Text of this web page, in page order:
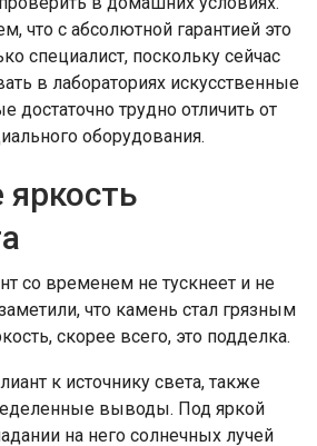
что с абсолютной гарантией это
специалист, поскольку сейчас
в лабораториях искусственные
достаточно трудно отличить от
оборудования.
яркость
со временем не тускнеет и не
что камень стал грязным
скорее всего, это подделка.
к источнику света, также
выводы. Под яркой
на него солнечных лучей